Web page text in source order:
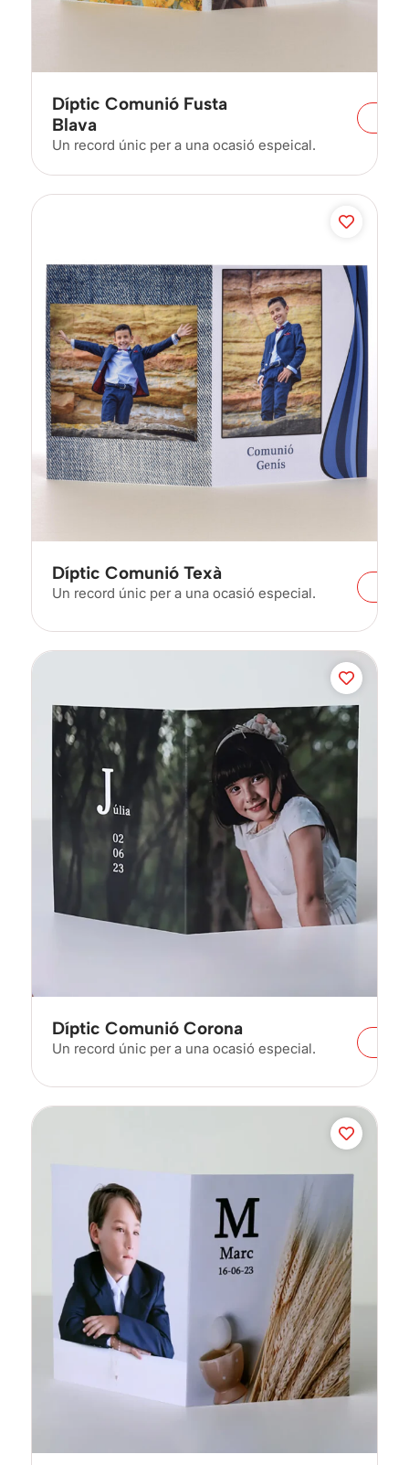
Díptic Comunió Fusta
Blava
Un record únic per a una ocasió espeical.
Díptic Comunió Texà
Un record únic per a una ocasió especial.
Díptic Comunió Corona
Un record únic per a una ocasió especial.